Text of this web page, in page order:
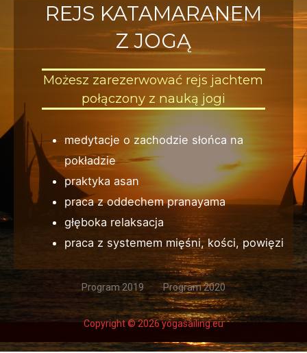
REJS KATAMARANEM
Z JOGĄ
Możesz zarezerwować rejs jachtem
połączony z nauką jogi
medytacje o zachodzie słońca na
pokładzie
praktyka asan
praca z oddechem pranayama
głęboka relaksacja
praca z systemem mięśni, kości, powięzi
Copyright © 2026 yogasailing.eu
Program 2019 Program 2020